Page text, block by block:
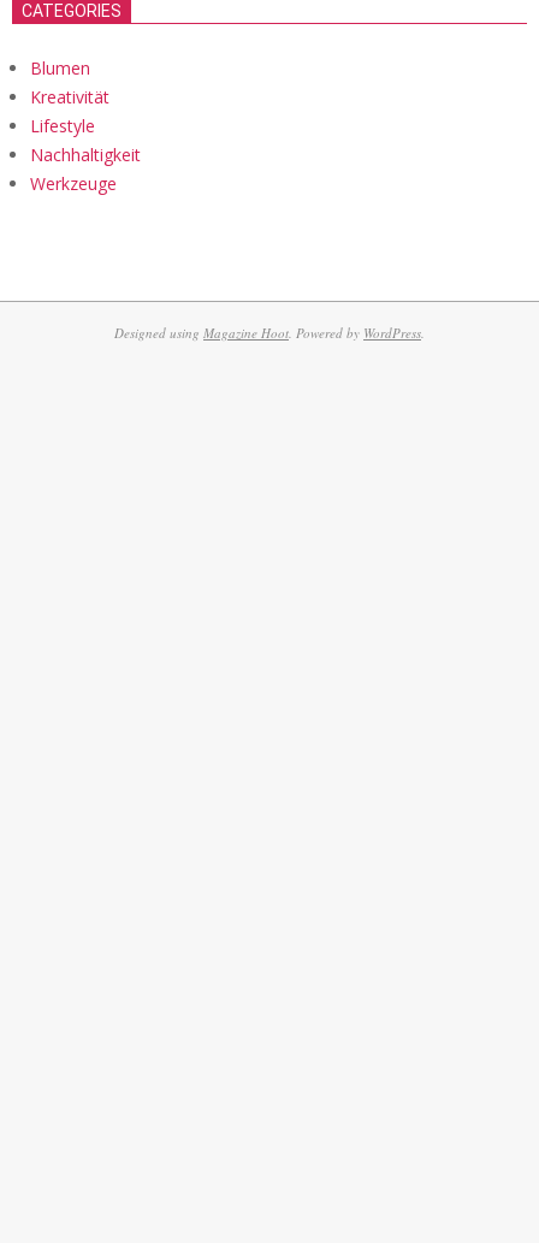
CATEGORIES
Blumen
Kreativität
Lifestyle
Nachhaltigkeit
Werkzeuge
Designed using Magazine Hoot. Powered by WordPress.